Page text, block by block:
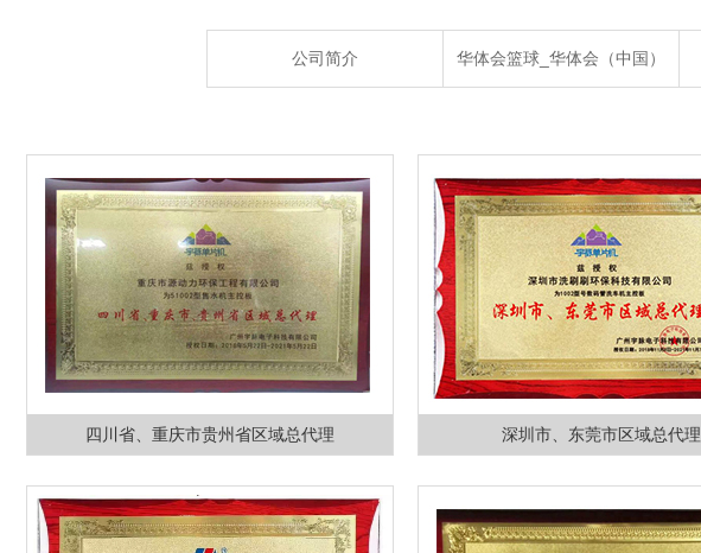
公司简介 华体会篮球_华体会（中国）
四川省、重庆市贵州省区域总代理 深圳市、东莞市区域总代理